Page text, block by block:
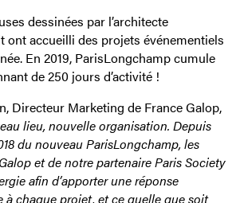
dessinées par l’architecte
ont accueilli des projets événementiels
En 2019, ParisLongchamp cumule
de 250 jours d’activité !
Directeur Marketing de France Galop,
lieu, nouvelle organisation. Depuis
du nouveau ParisLongchamp, les
et de notre partenaire Paris Society
afin d’apporter une réponse
à chaque projet, et ce quelle que soit